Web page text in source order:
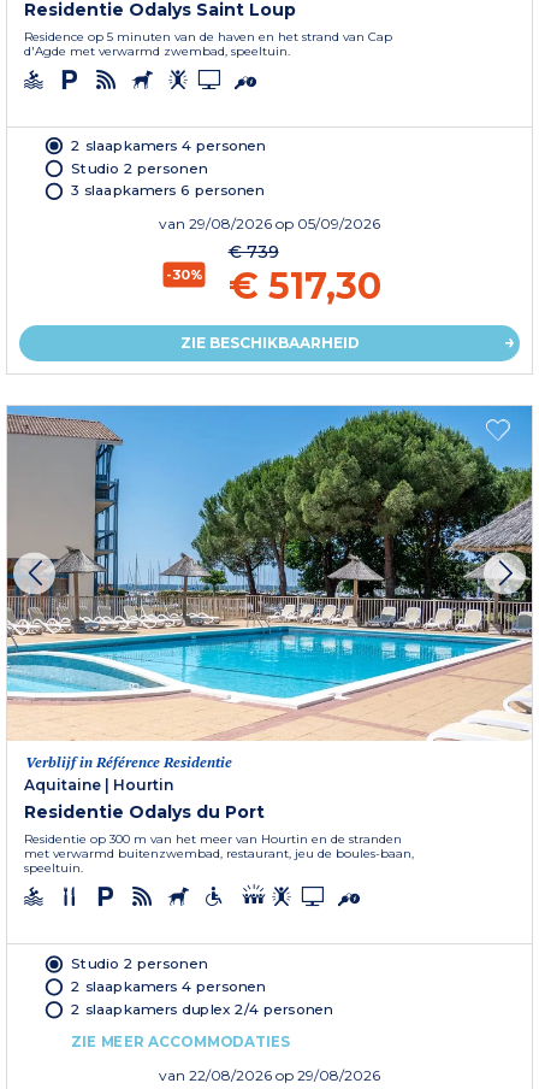
Residentie Odalys Saint Loup
Residence op 5 minuten van de haven en het strand van Cap
d'Agde met verwarmd zwembad, speeltuin.
2 slaapkamers 4 personen
Studio 2 personen
3 slaapkamers 6 personen
van 29/08/2026 op 05/09/2026
-30%
€ 739
€ 517,30
ZIE BESCHIKBAARHEID
Verblijf in Référence Residentie
Aquitaine
Hourtin
Residentie Odalys du Port
Residentie op 300 m van het meer van Hourtin en de stranden
met verwarmd buitenzwembad, restaurant, jeu de boules-baan,
speeltuin.
Studio 2 personen
2 slaapkamers 4 personen
2 slaapkamers duplex 2/4 personen
ZIE MEER ACCOMMODATIES
van 22/08/2026 op 29/08/2026